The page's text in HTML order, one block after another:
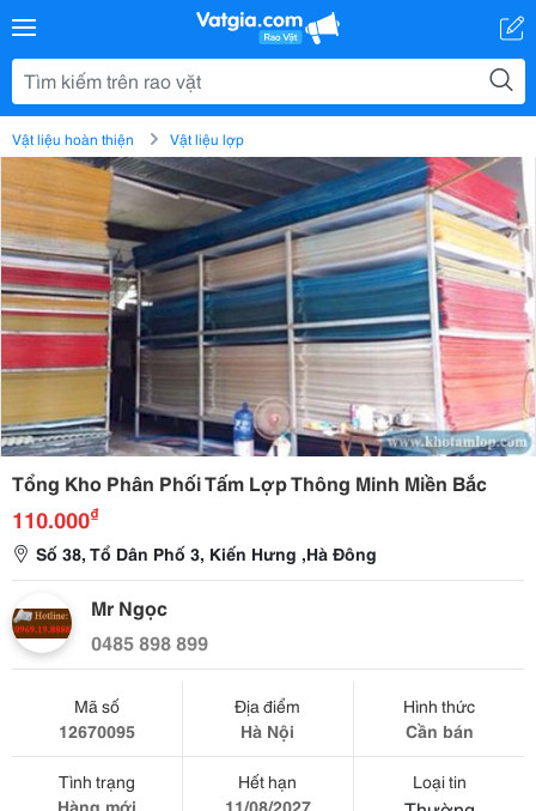
Vật liệu hoàn thiện Vật liệu lợp
Tổng Kho Phân Phối Tấm Lợp Thông Minh Miền Bắc
110.000₫
Số 38, Tổ Dân Phố 3, Kiến Hưng ,Hà Đông
Mr Ngọc
0485 898 899
Mã số
12670095
Địa điểm
Hà Nội
Hình thức
Cần bán
Tình trạng
Hàng mới
Hết hạn
11/08/2027
Loại tin